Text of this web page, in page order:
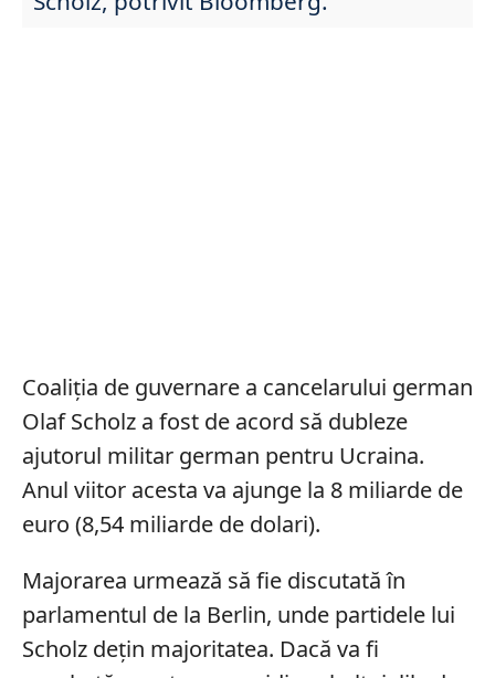
Coaliția de guvernare a cancelarului german
Olaf Scholz a fost de acord să dubleze
ajutorul militar german pentru Ucraina.
Anul viitor acesta va ajunge la 8 miliarde de
euro (8,54 miliarde de dolari).
Majorarea urmează să fie discutată în
parlamentul de la Berlin, unde partidele lui
Scholz dețin majoritatea. Dacă va fi